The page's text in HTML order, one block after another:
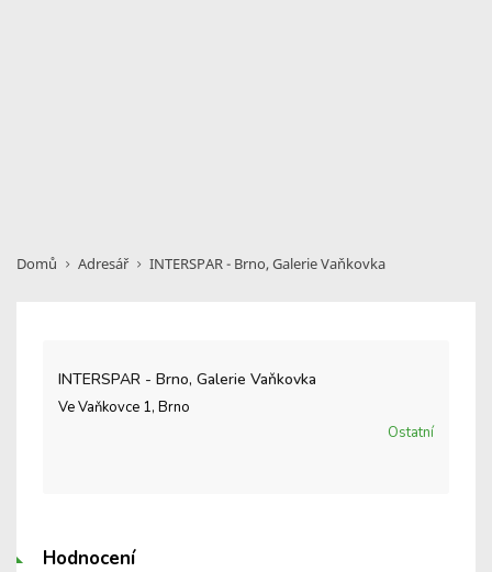
Domů Adresář INTERSPAR - Brno, Galerie Vaňkovka
INTERSPAR - Brno, Galerie Vaňkovka
Ve Vaňkovce 1, Brno
Ostatní
Hodnocení